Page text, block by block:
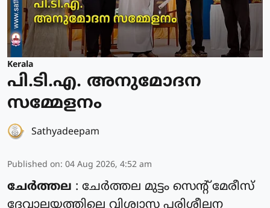
Kerala
പി.ടി.എ. അനുമോദന
സമ്മേളനം
Sathyadeepam
Published on: 04 Aug 2026, 4:52 am
ചേർത്തല : ചേർത്തല മുട്ടം സെൻ്റ് മേരീസ്